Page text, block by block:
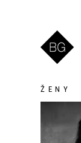
Ž E N Y